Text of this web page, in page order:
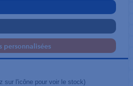
personnalisées
sur l'icône pour voir le stock)